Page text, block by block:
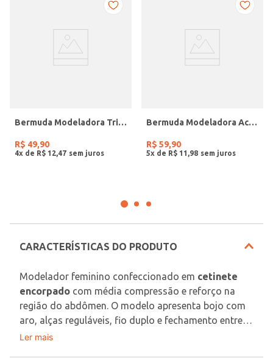
Bermuda Modeladora Trifil Feminina PRETO
R$ 49,90
4x de R$ 12 47
Bermuda Modeladora Acabamento a Laser Feminina BEGE
R$ 59,90
5x de R$ 11 98
CARACTERÍSTICAS DO PRODUTO
Modelador feminino confeccionado em cetinete
encorpado com média compressão e reforço na
região do abdômen. O modelo apresenta bojo com
aro, alças reguláveis, fio duplo e fechamento entre
pernas por colchetes. O modelo reduz medidas,
Tecido: cetinete
Ler mais